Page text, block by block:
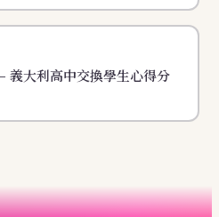
義大利高中交換學生心得分